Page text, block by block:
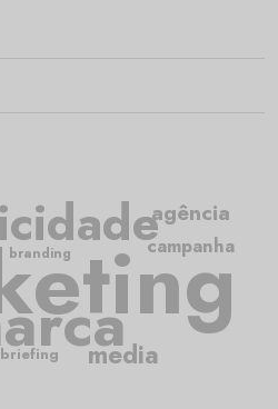
campanha
media
agência
branding